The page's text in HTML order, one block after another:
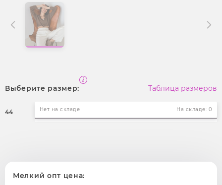
Выберите размер: Таблица размеров
44 Нет на складе На складе: 0
Мелкий опт цена: